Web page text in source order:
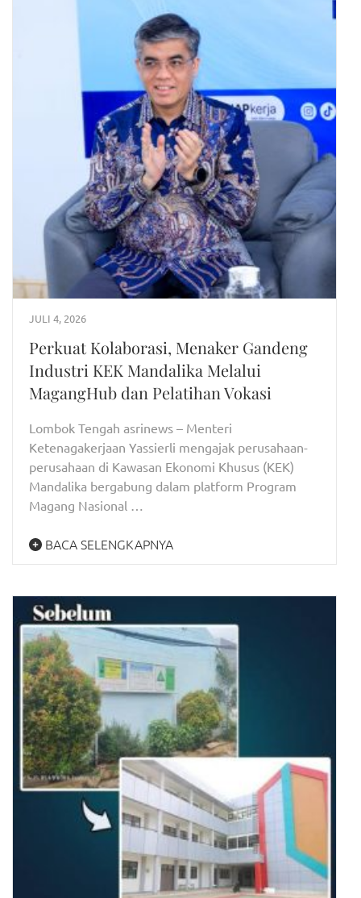
JULI 4, 2026
Perkuat Kolaborasi, Menaker Gandeng
Industri KEK Mandalika Melalui
MagangHub dan Pelatihan Vokasi
Lombok Tengah asrinews – Menteri
Ketenagakerjaan Yassierli mengajak perusahaan-
perusahaan di Kawasan Ekonomi Khusus (KEK)
Mandalika bergabung dalam platform Program
Magang Nasional …
BACA SELENGKAPNYA